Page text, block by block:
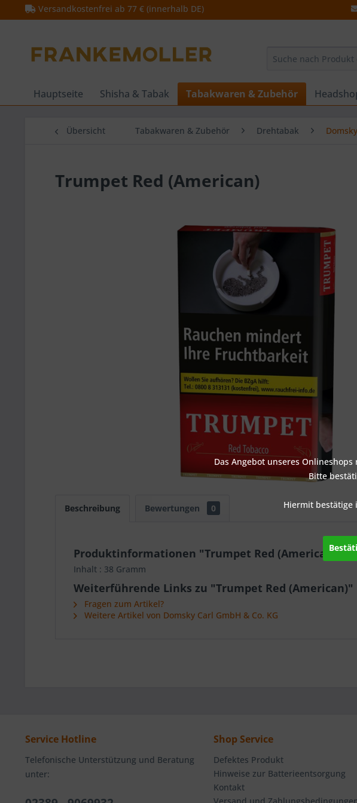
Versandkostenfrei ab 77 € (innerhalb DE)
Hauptseite Shisha & Tabak Tabakwaren & Zubehör
Übersicht Tabakwaren & Zubehör Drehtabak
Trumpet Red (American)
Beschreibung Bewertungen 0
Produktinformationen "Trumpet Red (American)"
Inhalt : 38 Gramm
Weiterführende Links zu "Trumpet Red (American)"
Fragen zum Artikel?
Weitere Artikel von Domsky Carl GmbH & Co. KG
Service Hotline
Telefonische Unterstützung und Beratung
unter:
Shop Service
Defektes Produkt
Hinweise zur Batterieentsorgung
Kontakt
Das Angebot unseres
Bitte
Hiermit bestätige